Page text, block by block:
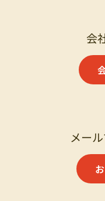
会
メー